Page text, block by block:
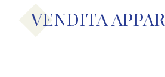
VENDITA